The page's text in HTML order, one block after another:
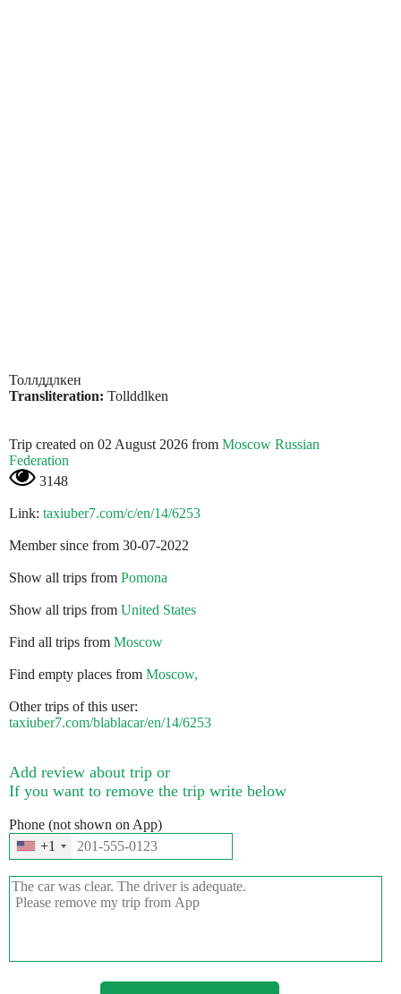
Толлддлкен
Transliteration: Tollddlken
Trip created on 02 August 2026 from Moscow Russian
Federation
3148
Link: taxiuber7.com/c/en/14/6253
Member since from 30-07-2022
Show all trips from Pomona
Show all trips from United States
Find all trips from Moscow
Find empty places from Moscow,
Other trips of this user:
taxiuber7.com/blablacar/en/14/6253
Add review about trip or
If you want to remove the trip write below
Phone (not shown on App)
+1